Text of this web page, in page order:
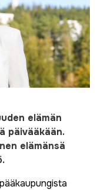
elämän
päivääkään.
elämänsä